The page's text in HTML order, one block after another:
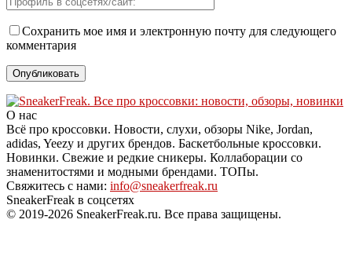
Сохранить мое имя и электронную почту для следующего
комментария
О нас
Всё про кроссовки. Новости, слухи, обзоры Nike, Jordan,
adidas, Yeezy и других брендов. Баскетбольные кроссовки.
Новинки. Свежие и редкие сникеры. Коллаборации со
знаменитостями и модными брендами. ТОПы.
Свяжитесь с нами: info@sneakerfreak.ru
SneakerFreak в соцсетях
© 2019-2026 SneakerFreak.ru. Все права защищены.